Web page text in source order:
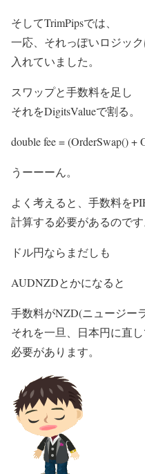
そしてTrimPipsでは、
一応、それっぽいロジッ
入れていました。
スワップと手数料を足し
それをDigitsValueで割る。
double fee = (OrderSwap() +
うーーーん。
よく考えると、手数料を
計算する必要があるのです
ドル円ならまだしも
AUDNZDとかになると
手数料がNZD(ニュージー
それを一旦、日本円に直
必要があります。